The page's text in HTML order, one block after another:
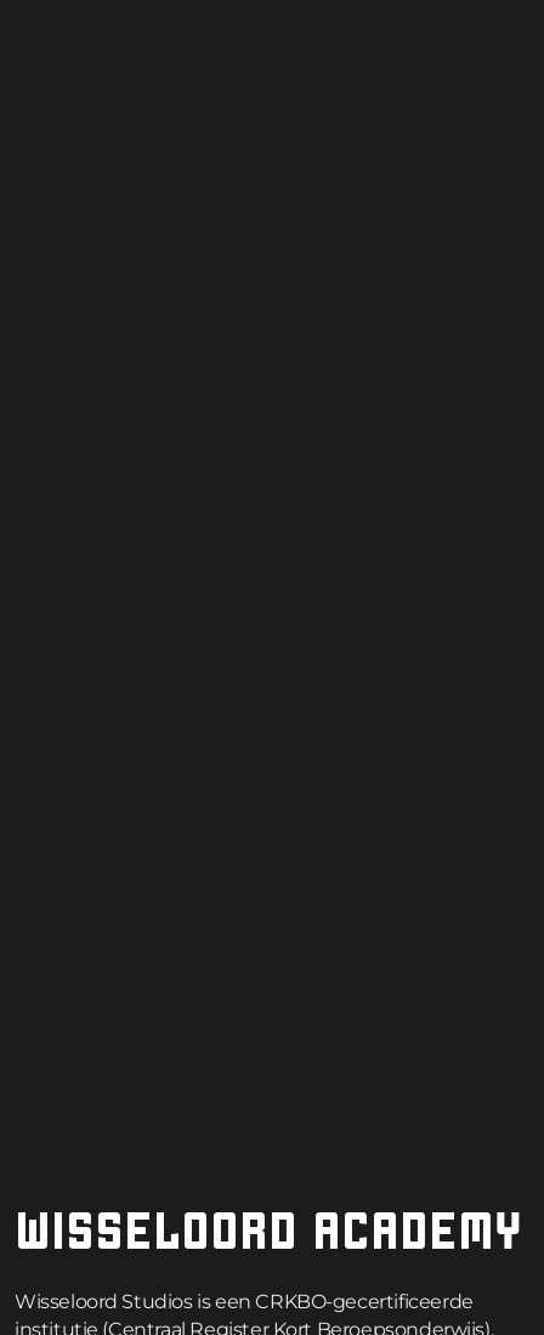
WISSELOORD ACADEMY
Wisseloord Studios is een CRKBO-gecertificeerde
institutie (Centraal Register Kort Beroepsonderwijs).